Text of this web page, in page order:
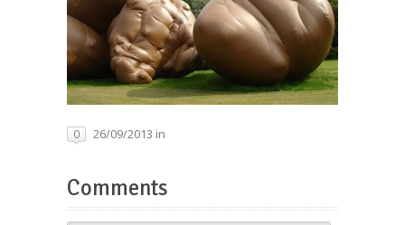
0 26/09/2013 in
Comments